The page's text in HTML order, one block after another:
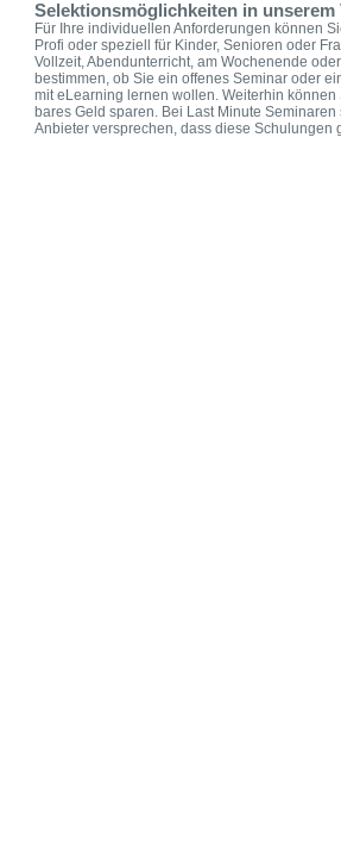
Selektionsmöglichkeiten in unserem
Für Ihre individuellen Anforderungen können
Profi oder speziell für Kinder, Senioren oder
Vollzeit, Abendunterricht, am Wochenende
bestimmen, ob Sie ein offenes Seminar oder
mit eLearning lernen wollen. Weiterhin
bares Geld sparen. Bei Last Minute
Anbieter versprechen, dass diese Schulungen